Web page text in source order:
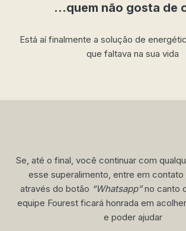
…quem não gosta de
Está aí finalmente a solução de
que faltava na sua vida
Se, até o final, você continuar com
esse superalimento, entre em
através do botão “Whatsapp”no canto
equipe Fourest ficará honrada em
e poder ajudar